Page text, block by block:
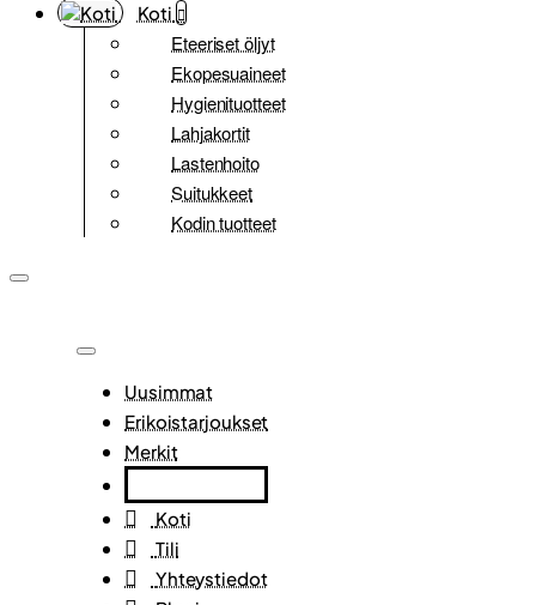
Koti
Eteeriset öljyt
Ekopesuaineet
Hygienituotteet
Lahjakortit
Lastenhoito
Suitukkeet
Kodin tuotteet
Uusimmat
Erikoistarjoukset
Merkit
Koti
Tili
Yhteystiedot